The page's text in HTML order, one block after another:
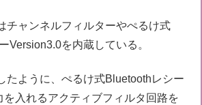
チャンネルフィルターやぺるけ式
Version3.0を内蔵している。
たように、ぺるけ式Bluetoothレシー
を入れるアクティブフィルタ回路を